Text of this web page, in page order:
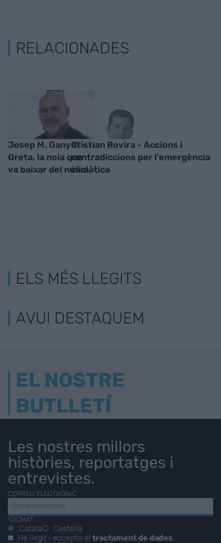
RELACIONADES
Josep M. Ganyet -
Greta, la noia que
va baixar del núvol
Cristian Rovira - Accions i
contradiccions per l'emergència
climàtica
ELS MÉS LLEGITS
AVUI DESTAQUEM
EL NOSTRE
BUTLLETÍ
Les nostres millors
històries, reportatges i
entrevistes.
CORREU ELECTRÒNIC
IDIOMA*
Català
Castellà
He llegit i accepto eltractament de dades.